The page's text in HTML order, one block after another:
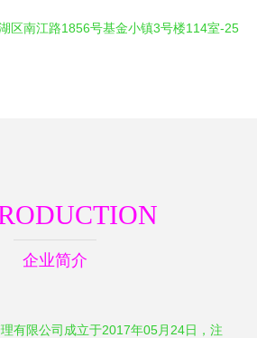
区南江路1856号基金小镇3号楼114室-25
企业简介
有限公司成立于2017年05月24日，注